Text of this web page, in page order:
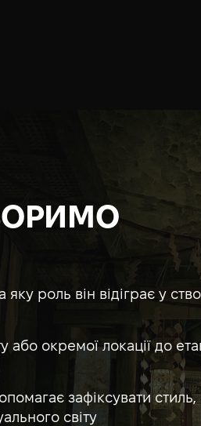
роль він відіграє у
або окремої локації до
зафіксувати стиль,
світу